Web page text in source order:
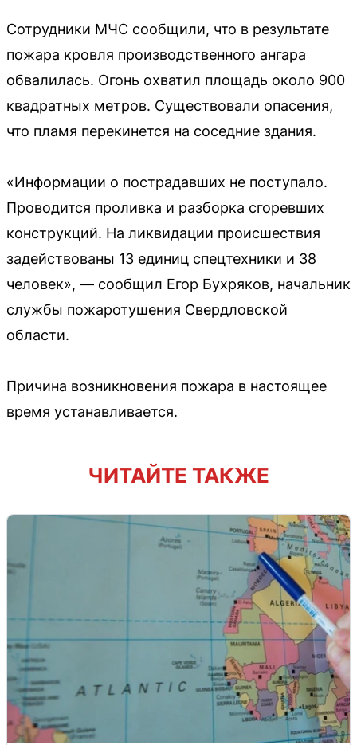
Сотрудники МЧС сообщили, что в результате
пожара кровля производственного ангара
обвалилась. Огонь охватил площадь около 900
квадратных метров. Существовали опасения,
что пламя перекинется на соседние здания.
«Информации о пострадавших не поступало.
Проводится проливка и разборка сгоревших
конструкций. На ликвидации происшествия
задействованы 13 единиц спецтехники и 38
человек», — сообщил Егор Бухряков, начальник
службы пожаротушения Свердловской
области.
Причина возникновения пожара в настоящее
время устанавливается.
ЧИТАЙТЕ ТАКЖЕ